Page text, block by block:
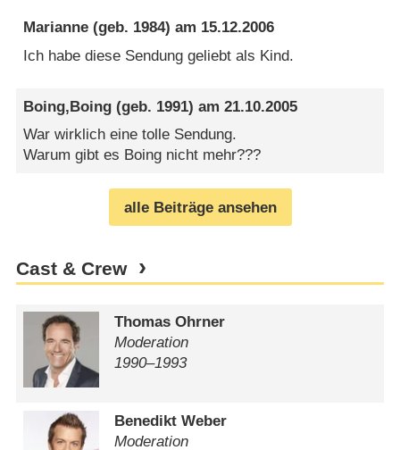
Marianne (geb. 1984) am 15.12.2006
Ich habe diese Sendung geliebt als Kind.
Boing,Boing (geb. 1991) am21.10.2005
War wirklich eine tolle Sendung.
Warum gibt es Boing nicht mehr???
alle Beiträge ansehen
Cast & Crew
Thomas Ohrner
Moderation
1990⁠–⁠1993
Benedikt Weber
Moderation